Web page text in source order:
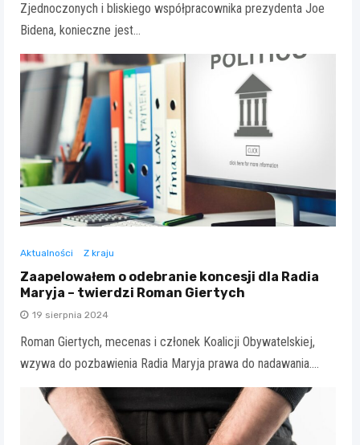
Zjednoczonych i bliskiego współpracownika prezydenta Joe
Bidena, konieczne jest…
Aktualności Z kraju
Zaapelowałem o odebranie koncesji dla Radia
Maryja – twierdzi Roman Giertych
19 sierpnia 2024
Roman Giertych, mecenas i członek Koalicji Obywatelskiej,
wzywa do pozbawienia Radia Maryja prawa do nadawania.…